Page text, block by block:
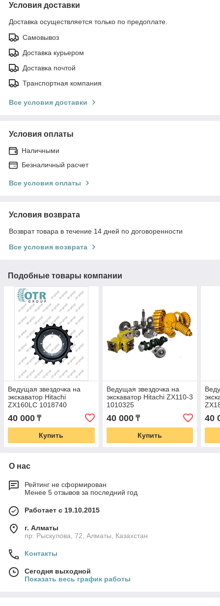
Условия доставки
Доставка осуществляется только по предоплате.
Самовывоз
Доставка курьером
Доставка почтой
Транспортная компания
Все условия доставки
Условия оплаты
Наличными
Безналичный расчет
Все условия оплаты
Условия возврата
Возврат товара в течение 14 дней по договоренности
Все условия возврата
Подобные товары компании
Ведущая звездочка на
экскаватор Hitachi
ZX160LC 1018740
40 000 ₸
Купить
Ведущая звездочка на
экскаватор Hitachi ZX110-3
1010325
40 000₸
Купить
40
О нас
Рейтинг не сформирован
Менее 5 отзывов за последний год
Работает с 19.10.2015
г. Алматы
пр. Рыскулова, 72, Алматы, Казахстан
Контакты
Сегодня выходной
Показать весь график работы